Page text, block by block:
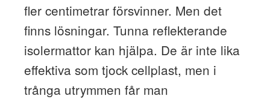
fler centimetrar försvinner. Men det
finns lösningar. Tunna reflekterande
isolermattor kan hjälpa. De är inte lika
effektiva som tjock cellplast, men i
trånga utrymmen får man